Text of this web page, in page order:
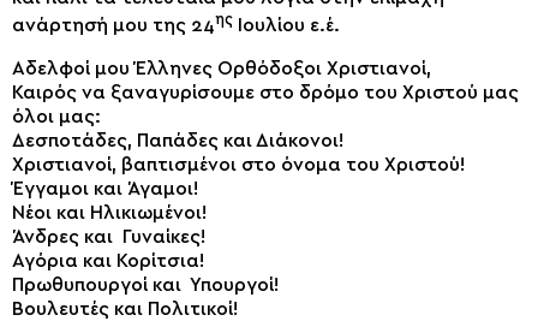
ανάρτησή μου της 24ης Ιουλίου ε.έ.
Αδελφοί μου Έλληνες Ορθόδοξοι Χριστιανοί,
Καιρός να ξαναγυρίσουμε στο δρόμο του Χριστού μας
όλοι μας:
Δεσποτάδες, Παπάδες και Διάκονοι!
Χριστιανοί, βαπτισμένοι στο όνομα του Χριστού!
Έγγαμοι και Άγαμοι!
Νέοι και Ηλικιωμένοι!
Άνδρες και Γυναίκες!
Αγόρια και Κορίτσια!
Πρωθυπουργοί και Υπουργοί!
Βουλευτές και Πολιτικοί!